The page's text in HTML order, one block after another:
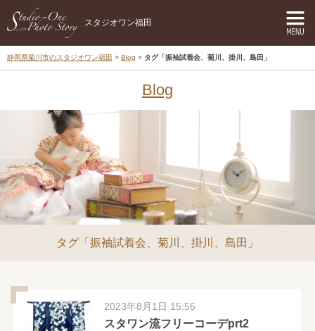
スタジオワン福田
静岡県菊川市のスタジオワン福田 Blog タグ「振袖試着会、菊川、掛川、島田」
Blog
タグ「振袖試着会、菊川、掛川、島田」
2023年8月1日 15:56
スタワン流フリーコーデprt2